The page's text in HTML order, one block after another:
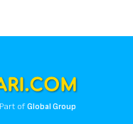
Part ofGlobal Group